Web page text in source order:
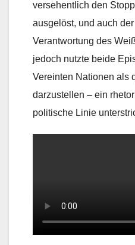
versehentlich den
ausgelöst, und auch
Verantwortung des
jedoch nutzte beide
Vereinten Nationen als
darzustellen – ein
politische Linie